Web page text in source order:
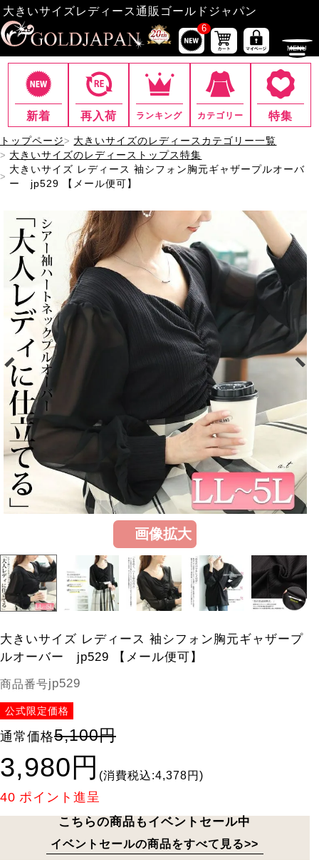
大きいサイズレディース通販ゴールドジャパン
6
新着 再入荷 ランキング カテゴリー 特集
トップページ
大きいサイズのレディースカテゴリー一覧
大きいサイズのレディーストップス特集
大きいサイズ レディース 袖シフォン胸元ギャザープルオーバ
ー jp529 【メール便可】
大きいサイズ レディース 袖シフォン胸元ギャザープ
ルオーバー jp529 【メール便可】
商品番号jp529
公式限定価格
通常価格5,100円
3,980円 (消費税込:4,378円)
40 ポイント進呈
こちらの商品もイベントセール中
イベントセールの商品をすべて見る>>
画像拡大